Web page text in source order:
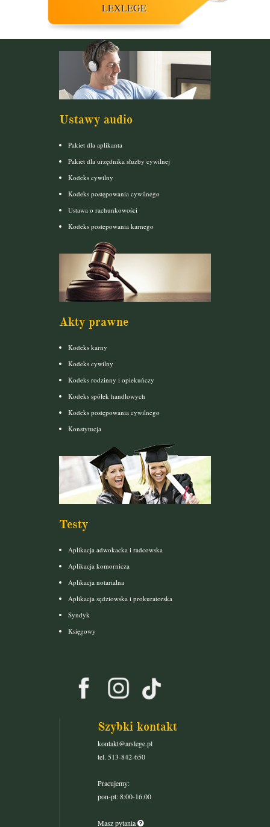
LEXLEGE
Ustawy audio
Pakiet dla aplikanta
Pakiet dla urzędnika służby cywilnej
Kodeks cywilny
Kodeks postępowania cywilnego
Ustawa o rachunkowości
Kodeks postepowania karnego
Akty prawne
Kodeks karny
Kodeks cywilny
Kodeks rodzinny i opiekuńczy
Kodeks spółek handlowych
Kodeks postępowania cywilnego
Konstytucja
Testy
Aplikacja adwokacka i radcowska
Aplikacja komornicza
Aplikacja notarialna
Aplikacja sędziowska i prokuratorska
Syndyk
Księgowy
Szybki kontakt
kontakt@arslege.pl
tel. 513-842-650
Pracujemy:
pon-pt: 8:00-16:00
Masz pytania